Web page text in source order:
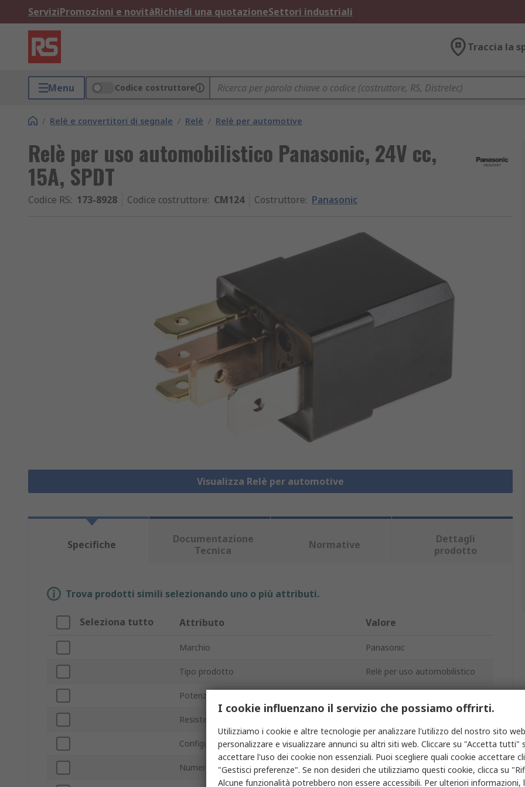
ServiziPromozioni e novitàRichiedi una quotazioneSettori industriali
Traccia la
Menu Codice costruttore
/ Relè e convertitori di segnale / Relè / Relè per automotive
Relè per uso automobilistico Panasonic, 24V cc,
15A, SPDT
Codice RS: 173-8928 Codice costruttore: CM124 Costruttore: Panasonic
Visualizza Relè per automotive
Specifiche
Documentazione
Tecnica
Normative
Dettagli
prodotto
Trova prodotti simili selezionando uno o più attributi.
Seleziona tutto Attributo Valore
Marchio Panasonic
Tipo prodotto Relè per uso automobilistico
Potenza bobina
Resistenza bobina
Configurazione contatto SPDT
Numero di poli 1
I cookie influenzano il servizio che possiamo offrirti.
Utilizziamo i cookie e altre tecnologie per analizzare l'utilizzo del nostro sito
personalizzare e visualizzare annunci su altri siti web. Cliccare su "Accetta tutti"
accettare l'uso dei cookie non essenziali. Puoi scegliere quali cookie accettare
"Gestisci preferenze". Se non desideri che utilizziamo questi cookie, clicca su
Alcune funzionalità potrebbero non essere accessibili. Per ulteriori informazioni,